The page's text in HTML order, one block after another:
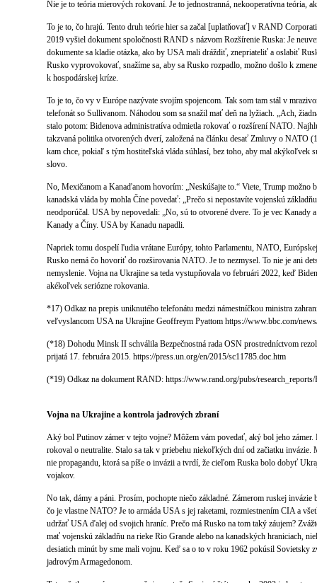
Nie je to teória mierových rokovaní. Je to jednostranná, nekooperatívna teória,
To je to, čo hrajú. Tento druh teórie hier sa začal [uplatňovať] v RAND
2019 vyšiel dokument spoločnosti RAND s názvom Rozšírenie Ruska: Je
dokumente sa kladie otázka, ako by USA mali dráždiť, znepriateliť a oslabiť
Rusko vyprovokovať, snažíme sa, aby sa Rusko rozpadlo, možno došlo k
k hospodárskej kríze.
To je to, čo vy v Európe nazývate svojím spojencom. Tak som tam stál v
telefonát so Sullivanom. Náhodou som sa snažil mať deň na lyžiach. „Ach,
stalo potom: Bidenova administratíva odmietla rokovať o rozšírení NATO.
takzvaná politika otvorených dverí, založená na článku desať Zmluvy o NATO
kam chce, pokiaľ s tým hostiteľská vláda súhlasí, bez toho, aby mal akýkoľvek
slovo.
No, Mexičanom a Kanaďanom hovorím: „Neskúšajte to.“ Viete, Trump možno
kanadská vláda by mohla Číne povedať: „Prečo si nepostavíte vojenskú
neodporúčal. USA by nepovedali: „No, sú to otvorené dvere. To je vec Kanady
Kanady a Číny. USA by Kanadu napadli.
Napriek tomu dospelí ľudia vrátane Európy, tohto Parlamentu, NATO,
Rusko nemá čo hovoriť do rozširovania NATO. Je to nezmysel. To nie je ani
nemyslenie. Vojna na Ukrajine sa teda vystupňovala vo februári 2022, keď
akékoľvek seriózne rokovania.
*17) Odkaz na prepis uniknutého telefonátu medzi námestníčkou ministra
veľvyslancom USA na Ukrajine Geoffreym Pyattom https://www.bbc.com/
(*18) Dohodu Minsk II schválila Bezpečnostná rada OSN prostredníctvom
prijatá 17. februára 2015. https://press.un.org/en/2015/sc11785.doc.htm
(*19) Odkaz na dokument RAND: https://www.rand.org/pubs/
Vojna na Ukrajine a kontrola jadrových zbraní
Aký bol Putinov zámer v tejto vojne? Môžem vám povedať, aký bol jeho
rokoval o neutralite. Stalo sa tak v priebehu niekoľkých dní od začiatku invázie.
nie propagandu, ktorá sa píše o invázii a tvrdí, že cieľom Ruska bolo dobyť
vojakov.
No tak, dámy a páni. Prosím, pochopte niečo základné. Zámerom ruskej
čo je vlastne NATO? Je to armáda USA s jej raketami, rozmiestnením CIA a
udržať USA ďalej od svojich hraníc. Prečo má Rusko na tom taký záujem?
mať vojenskú základňu na rieke Rio Grande alebo na kanadských hraniciach,
desiatich minút by sme mali vojnu. Keď sa o to v roku 1962 pokúsil Sovietsky
jadrovým Armagedonom.